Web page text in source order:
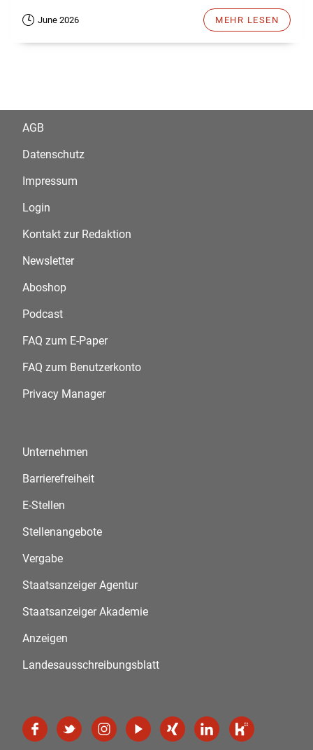
June 2026 MEHR LESEN
AGB
Datenschutz
Impressum
Login
Kontakt zur Redaktion
Newsletter
Aboshop
Podcast
FAQ zum E-Paper
FAQ zum Benutzerkonto
Privacy Manager
Unternehmen
Barrierefreiheit
E-Stellen
Stellenangebote
Vergabe
Staatsanzeiger Agentur
Staatsanzeiger Akademie
Anzeigen
Landesausschreibungsblatt